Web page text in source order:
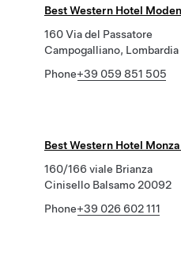
Best Western Hotel
160 Via del Passatore
Campogalliano, Lombardia
Phone+39 059 851 505
Best Western Hotel
160/166 viale Brianza
Cinisello Balsamo 20092
Phone+39 026 602 111